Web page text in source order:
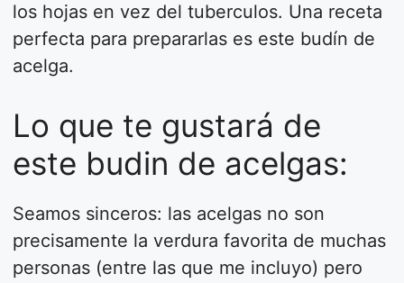
los hojas en vez del tuberculos. Una receta
perfecta para prepararlas es este budín de
acelga.
Lo que te gustará de
este budin de acelgas:
Seamos sinceros: las acelgas no son
precisamente la verdura favorita de muchas
personas (entre las que me incluyo) pero